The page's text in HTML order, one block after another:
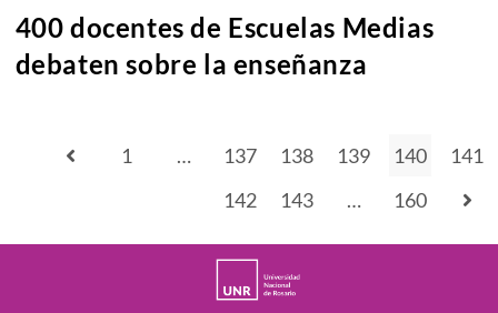
400 docentes de Escuelas Medias
debaten sobre la enseñanza
1 … 137 138 139 140
141
142
143 … 160